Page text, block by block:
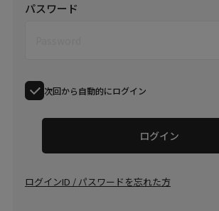
パスワード
次回から自動的にログイン
ログイン
ログインID / パスワードを忘れた方